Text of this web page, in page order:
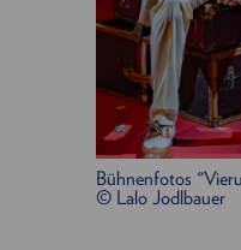
Bühnenfotos
© Lalo Jodlbauer